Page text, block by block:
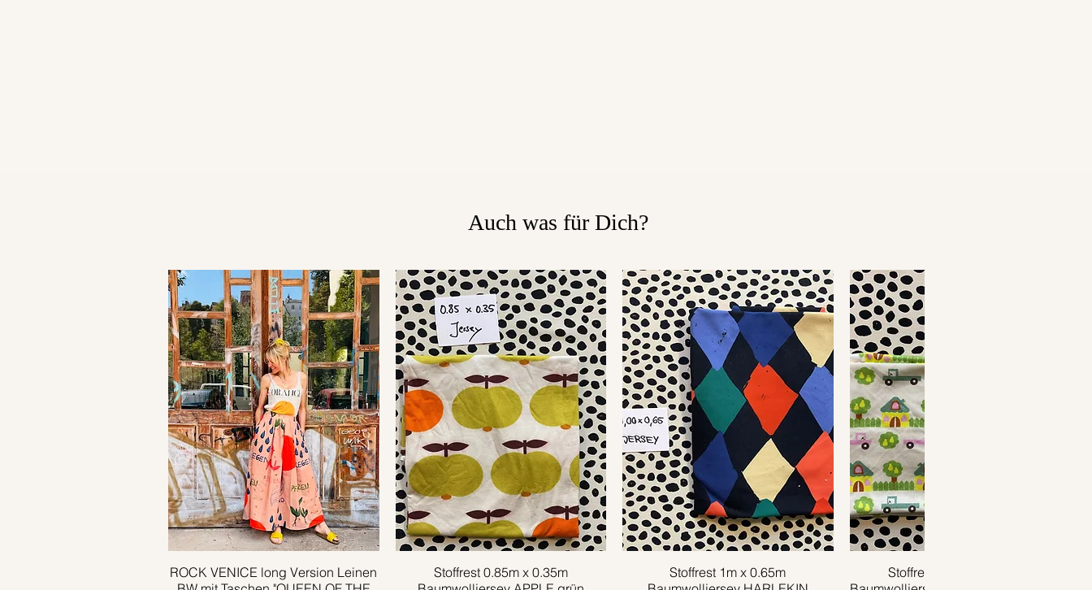
Auch was für Dich?
Schnellansicht
ROCK VENICE long Version Leinen
Schnellansicht
Stoffrest 0.85m x 0.35m
Schnellansicht
Stoffrest 1m x 0.65m
Schnellansicht
Stoffrest 0.40m x 0.75m